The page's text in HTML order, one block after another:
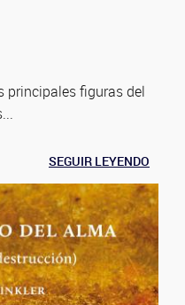
principales figuras del
SEGUIR LEYENDO